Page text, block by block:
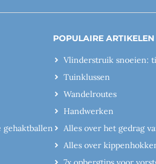
POPULAIRE ARTIKELEN
Vlinderstruik snoeien:
Tuinklussen
Wandelroutes
Handwerken
Alles over het gedrag
Alles over